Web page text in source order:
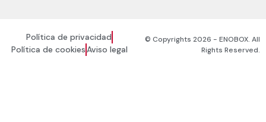
Política de privacidad
Política de cookiesAviso legal
© Copyrights 2026 - ENOBOX. All
Rights Reserved.